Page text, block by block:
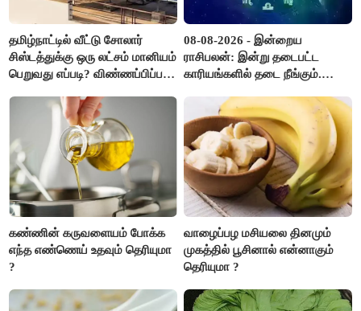
தமிழ்நாட்டில் வீட்டு சோலார்
சிஸ்டத்துக்கு ஒரு லட்சம் மானியம்
பெறுவது எப்படி? விண்ணப்பிப்பது
08-08-2026 - இன்றைய
ராசிபலன்: இன்று தடைபட்ட
காரியங்களில் தடை நீங்கும்.
இருக்கும். ஆன்மீக எண்ணம்
அதிகரிக்கும்..!
கண்ணின் கருவளையம் போக்க
எந்த எண்ணெய் உதவும் தெரியுமா
?
வாழைப்பழ மசியலை தினமும்
முகத்தில் பூசினால் என்னாகும்
தெரியுமா ?